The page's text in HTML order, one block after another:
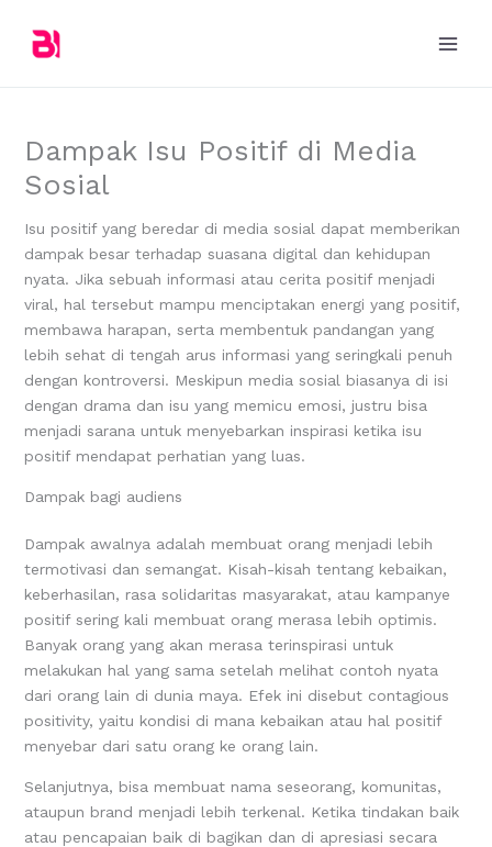
content
Dampak Isu Positif di Media
Sosial
Isu positif yang beredar di media sosial dapat memberikan
dampak besar terhadap suasana digital dan kehidupan
nyata. Jika sebuah informasi atau cerita positif menjadi
viral, hal tersebut mampu menciptakan energi yang positif,
membawa harapan, serta membentuk pandangan yang
lebih sehat di tengah arus informasi yang seringkali penuh
dengan kontroversi. Meskipun media sosial biasanya di isi
dengan drama dan isu yang memicu emosi, justru bisa
menjadi sarana untuk menyebarkan inspirasi ketika isu
positif mendapat perhatian yang luas.
Dampak bagi audiens
Dampak awalnya adalah membuat orang menjadi lebih
termotivasi dan semangat. Kisah-kisah tentang kebaikan,
keberhasilan, rasa solidaritas masyarakat, atau kampanye
positif sering kali membuat orang merasa lebih optimis.
Banyak orang yang akan merasa terinspirasi untuk
melakukan hal yang sama setelah melihat contoh nyata
dari orang lain di dunia maya. Efek ini disebut contagious
positivity, yaitu kondisi di mana kebaikan atau hal positif
menyebar dari satu orang ke orang lain.
Selanjutnya, bisa membuat nama seseorang, komunitas,
ataupun brand menjadi lebih terkenal. Ketika tindakan baik
atau pencapaian baik di bagikan dan di apresiasi secara